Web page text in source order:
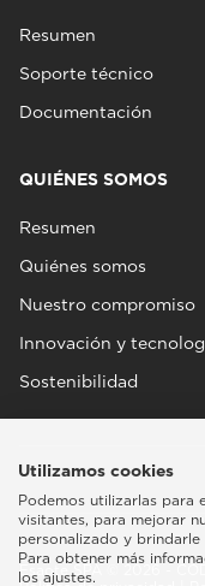
Resumen
Soporte técnico
Documentación
QUIÉNES SOMOS
Resumen
Quiénes somos
Nuestro compromiso
Innovación y
Sostenibilidad
Esaote SPA © 2026 -
Utilizamos cookies
Podemos utilizarlas para
visitantes, para mejorar
personalizado y
Para obtener más
los ajustes.